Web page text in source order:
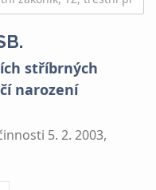
stříbrných
narození
5. 2. 2003,